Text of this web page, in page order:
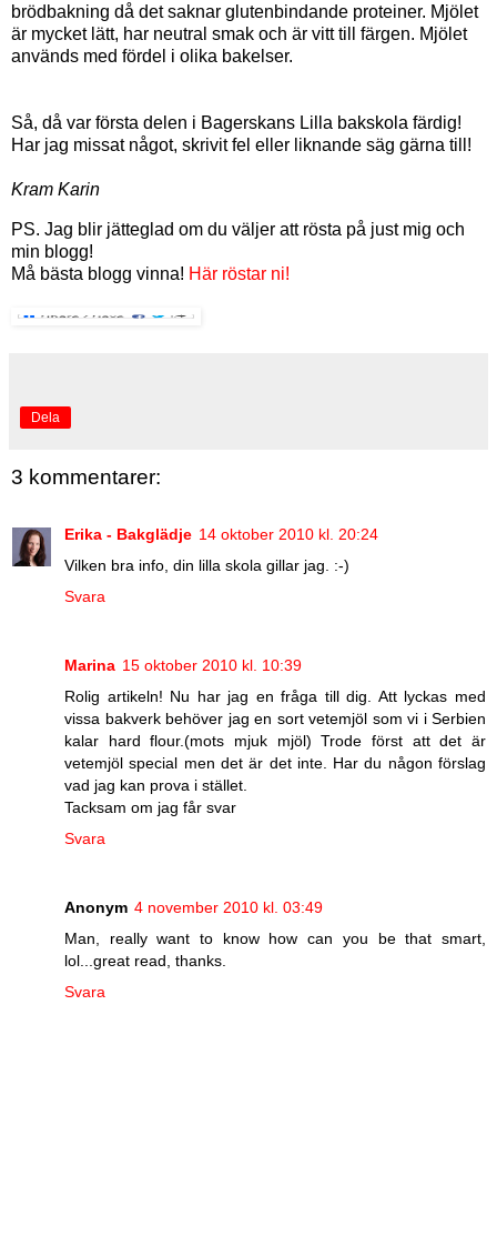
brödbakning då det saknar glutenbindande proteiner. Mjölet
är mycket lätt, har neutral smak och är vitt till färgen. Mjölet
används med fördel i olika bakelser.
Så, då var första delen i Bagerskans Lilla bakskola färdig!
Har jag missat något, skrivit fel eller liknande säg gärna till!
Kram Karin
PS. Jag blir jätteglad om du väljer att rösta på just mig och
min blogg!
Må bästa blogg vinna! Här röstar ni!
Dela
3 kommentarer:
Erika - Bakglädje 14 oktober 2010 kl. 20:24
Vilken bra info, din lilla skola gillar jag. :-)
Svara
Marina 15 oktober 2010 kl. 10:39
Rolig artikeln! Nu har jag en fråga till dig. Att lyckas med
vissa bakverk behöver jag en sort vetemjöl som vi i Serbien
kalar hard flour.(mots mjuk mjöl) Trode först att det är
vetemjöl special men det är det inte. Har du någon förslag
vad jag kan prova i stället.
Tacksam om jag får svar
Svara
Anonym 4 november 2010 kl. 03:49
Man, really want to know how can you be that smart,
lol...great read, thanks.
Svara